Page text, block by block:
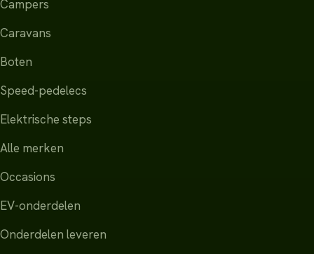
Campers
Caravans
Boten
Speed-pedelecs
Elektrische steps
Alle merken
Occasions
EV-onderdelen
Onderdelen leveren